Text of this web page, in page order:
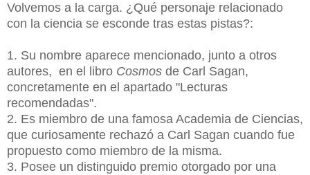
Volvemos a la carga. ¿Qué personaje relacionado
con la ciencia se esconde tras estas pistas?:
1. Su nombre aparece mencionado, junto a otros
autores, en el libro Cosmos de Carl Sagan,
concretamente en el apartado "Lecturas
recomendadas".
2. Es miembro de una famosa Academia de Ciencias,
que curiosamente rechazó a Carl Sagan cuando fue
propuesto como miembro de la misma.
3. Posee un distinguido premio otorgado por una